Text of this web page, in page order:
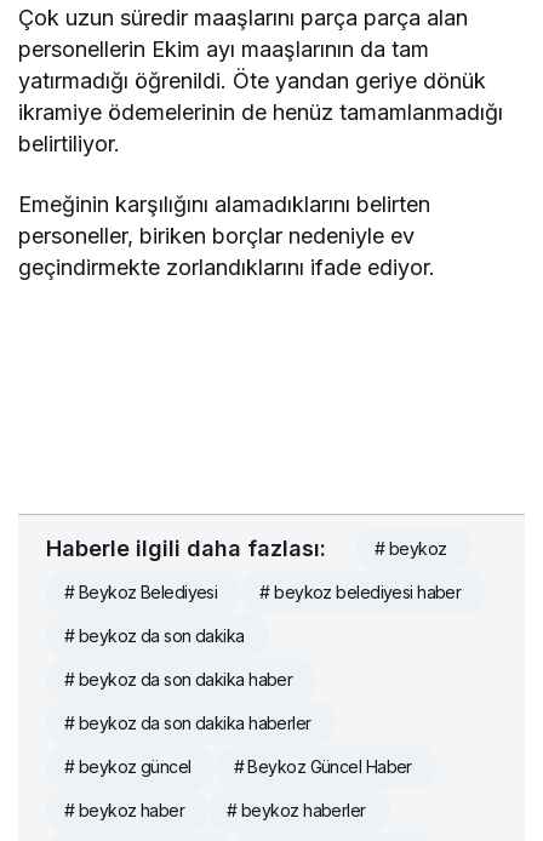
Çok uzun süredir maaşlarını parça parça alan
personellerin Ekim ayı maaşlarının da tam
yatırmadığı öğrenildi. Öte yandan geriye dönük
ikramiye ödemelerinin de henüz tamamlanmadığı
belirtiliyor.
Emeğinin karşılığını alamadıklarını belirten
personeller, biriken borçlar nedeniyle ev
geçindirmekte zorlandıklarını ifade ediyor.
Haberle ilgili daha fazlası: # beykoz
# Beykoz Belediyesi # beykoz belediyesi haber
# beykoz da son dakika
# beykoz da son dakika haber
# beykoz da son dakika haberler
# beykoz güncel # Beykoz Güncel Haber
# beykoz haber # beykoz haberler